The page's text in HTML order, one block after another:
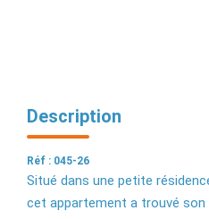
Description
Réf : 045-26
Situé dans une petite
cet appartement a trouvé son